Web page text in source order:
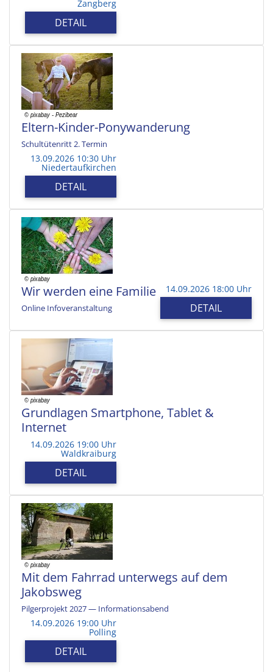
Zangberg
DETAIL
Eltern-Kinder-Ponywanderung
Schultütenritt 2. Termin
13.09.2026 10:30 Uhr
Niedertaufkirchen
DETAIL
Wir werden eine Familie
Online Infoveranstaltung
14.09.2026 18:00 Uhr
DETAIL
Grundlagen Smartphone, Tablet &
Internet
14.09.2026 19:00 Uhr
Waldkraiburg
DETAIL
Mit dem Fahrrad unterwegs auf dem
Jakobsweg
Pilgerprojekt 2027 — Informationsabend
14.09.2026 19:00 Uhr
Polling
DETAIL